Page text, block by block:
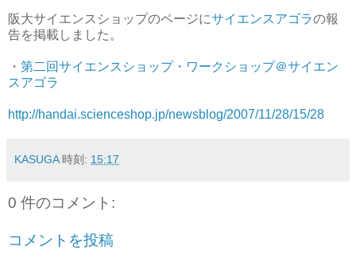
阪大サイエンスショップのページにサイエンスアゴラの報
告を掲載しました。
・ 第二回サイエンスショップ・ワークショップ＠サイエン
スアゴラ
http://handai.scienceshop.jp/newsblog/2007/11/28/15/28
KASUGA 時刻: 15:17
0 件のコメント:
コメントを投稿